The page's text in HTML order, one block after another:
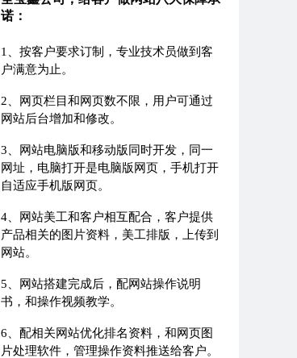
诺：
1、按客户要求订制，专业技术员做到客
户满意为止。
2、网页栏目和网页数不限，用户可通过
网站后台增加和修改。
3、网站电脑版和移动版同时开发，同一
网址，电脑打开是电脑版网页，手机打开
自适应手机版网页。
4、网站美工和客户相互配合，客户提供
产品相关的图片资料，美工排版，上传到
网站。
5、网站搭建完成后，配网站操作说明
书，和操作视频教学。
6、配相关网站优化排名资料，和网页图
片处理软件，管理操作资料推送给客户。